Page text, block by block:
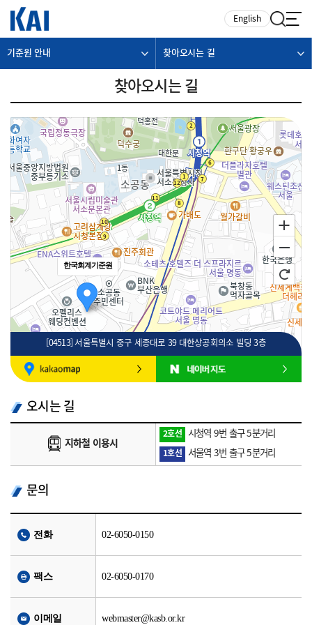
English
기준원 안내 찾아오시는 길
찾아오시는 길
한국회계기준원
100m
[04513] 서울특별시 중구 세종대로 39 대한상공회의소 빌딩 3층
오시는 길
지하철 이용시
2호선 시청역 9번 출구 5분거리
1호선 서울역 3번 출구 5분거리
문의
전화 02-6050-0150
팩스 02-6050-0170
이메일 webmaster@kasb.or.kr